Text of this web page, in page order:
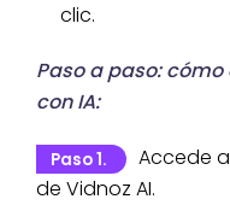
clic.
Paso a paso:
con IA:
Paso 1.
Accede
de Vidnoz AI.